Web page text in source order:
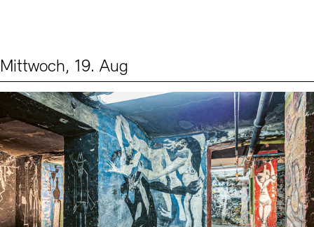
Mittwoch, 19. Aug